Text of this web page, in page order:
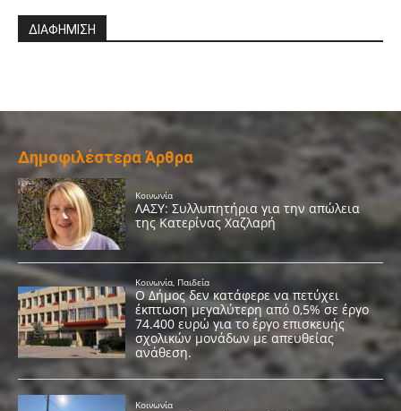
ΔΙΑΦΗΜΙΣΗ
Δημοφιλέστερα Άρθρα